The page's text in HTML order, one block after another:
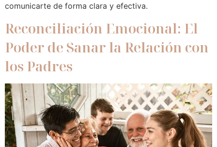
comunicarte de forma clara y efectiva.
Reconciliación Emocional: El
Poder de Sanar la Relación con
los Padres